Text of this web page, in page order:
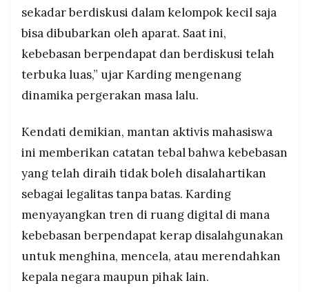
sekadar berdiskusi dalam kelompok kecil saja
bisa dibubarkan oleh aparat. Saat ini,
kebebasan berpendapat dan berdiskusi telah
terbuka luas,” ujar Karding mengenang
dinamika pergerakan masa lalu.
Kendati demikian, mantan aktivis mahasiswa
ini memberikan catatan tebal bahwa kebebasan
yang telah diraih tidak boleh disalahartikan
sebagai legalitas tanpa batas. Karding
menyayangkan tren di ruang digital di mana
kebebasan berpendapat kerap disalahgunakan
untuk menghina, mencela, atau merendahkan
kepala negara maupun pihak lain.